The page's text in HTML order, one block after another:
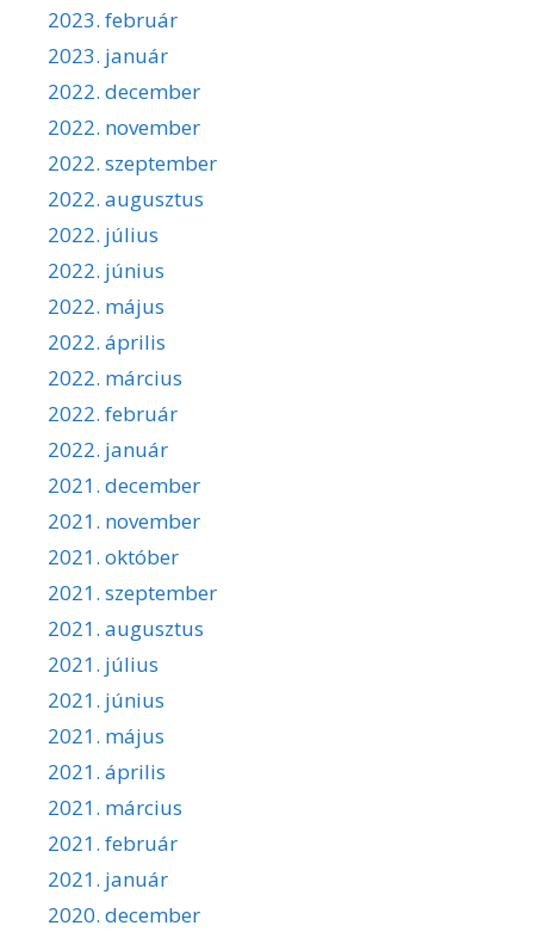
2023. február
2023. január
2022. december
2022. november
2022. szeptember
2022. augusztus
2022. július
2022. június
2022. május
2022. április
2022. március
2022. február
2022. január
2021. december
2021. november
2021. október
2021. szeptember
2021. augusztus
2021. július
2021. június
2021. május
2021. április
2021. március
2021. február
2021. január
2020. december